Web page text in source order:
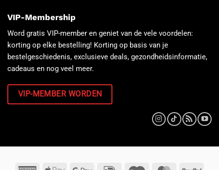
VIP-Membership
Word gratis VIP-member en geniet van de vele voordelen:
korting op elke bestelling! Korting op basis van je
bestelgeschiedenis, exclusieve deals, gezondheidsinformatie,
cadeaus en nog veel meer.
VIP-MEMBER WORDEN